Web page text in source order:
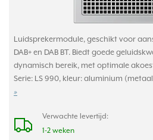
Luidsprekermodule, geschikt voor
DAB+ en DAB BT. Biedt goede
dynamisch bereik, met optimale
Serie: LS 990, kleur: aluminium
»
Verwachte levertijd:
1-2 weken